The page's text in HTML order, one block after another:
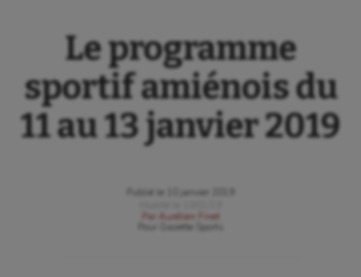
Le programme
sportif amiénois du
11 au 13 janvier 2019
Publié le
10 janvier 2019
Par
Aurélien Finet
Gazette Sports